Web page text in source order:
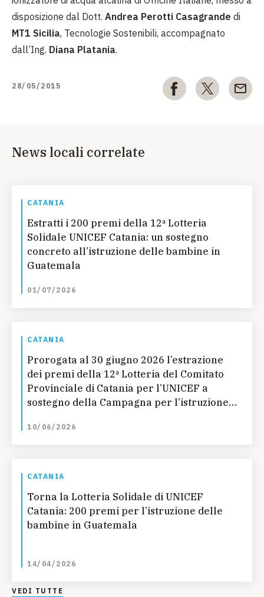
disposizione dal Dott. Andrea Perotti Casagrande di
MT1 Sicilia, Tecnologie Sostenibili, accompagnato
dall’Ing. Diana Platania.
28/05/2015
News locali correlate
CATANIA
Estratti i 200 premi della 12ª Lotteria
Solidale UNICEF Catania: un sostegno
concreto all’istruzione delle bambine in
Guatemala
01/07/2026
CATANIA
Prorogata al 30 giugno 2026 l’estrazione
dei premi della 12ª Lotteria del Comitato
Provinciale di Catania per l’UNICEF a
sostegno della Campagna per l’istruzione
10/06/2026
CATANIA
Torna la Lotteria Solidale di UNICEF
Catania: 200 premi per l’istruzione delle
bambine in Guatemala
14/04/2026
VEDI TUTTE